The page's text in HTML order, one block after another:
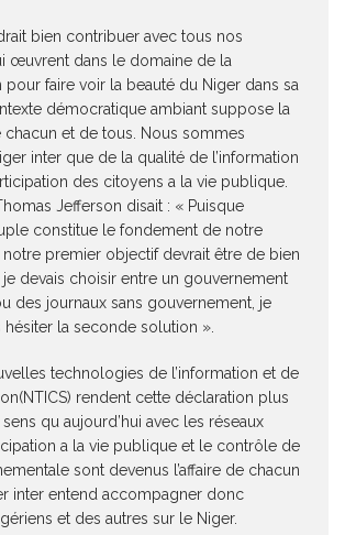
bien contribuer avec tous nos
œuvrent dans le domaine de la
faire voir la beauté du Niger dans sa
démocratique ambiant suppose la
chacun et de tous. Nous sommes
inter que de la qualité de l’information
des citoyens a la vie publique.
Jefferson disait : « Puisque
constitue le fondement de notre
premier objectif devrait être de bien
je devais choisir entre un gouvernement
des journaux sans gouvernement, je
hésiter la seconde solution ».
technologies de l’information et de
rendent cette déclaration plus
qu aujourd’hui avec les réseaux
a la vie publique et le contrôle de
sont devenus l’affaire de chacun
inter entend accompagner donc
et des autres sur le Niger.